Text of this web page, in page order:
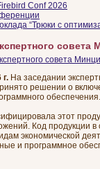
Conf 2026
“Трюки с
На заседании
решении о
обеспечения.
этот
Код продукции
экономической
и программное